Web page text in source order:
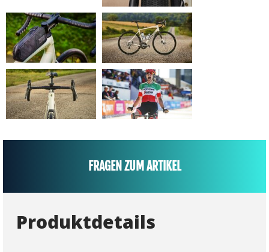
FRAGEN ZUM ARTIKEL
Produktdetails